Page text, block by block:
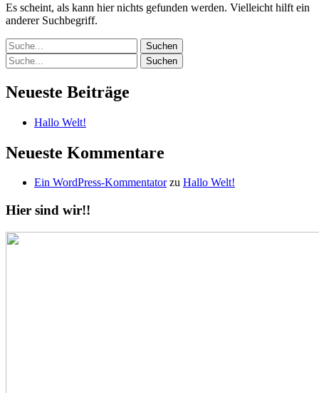
Es scheint, als kann hier nichts gefunden werden. Vielleicht hilft ein
anderer Suchbegriff.
Suche
Suche
Neueste Beiträge
Hallo Welt!
Neueste Kommentare
Ein WordPress-Kommentatorzu Hallo Welt!
Hier sind wir!!